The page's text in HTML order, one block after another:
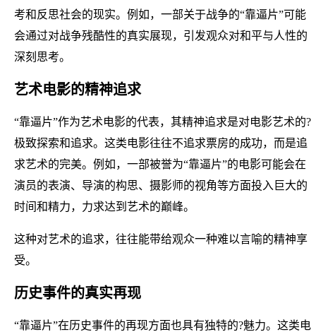
考和反思社会的现实。例如，一部关于战争的“靠逼片”可能
会通过对战争残酷性的真实展现，引发观众对和平与人性的
深刻思考。
艺术电影的精神追求
“靠逼片”作为艺术电影的代表，其精神追求是对电影艺术的?
极致探索和追求。这类电影往往不追求票房的成功，而是追
求艺术的完美。例如，一部被誉为“靠逼片”的电影可能会在
演员的表演、导演的构思、摄影师的视角等方面投入巨大的
时间和精力，力求达到艺术的巅峰。
这种对艺术的追求，往往能带给观众一种难以言喻的精神享
受。
历史事件的真实再现
“靠逼片”在历史事件的再现方面也具有独特的?魅力。这类电